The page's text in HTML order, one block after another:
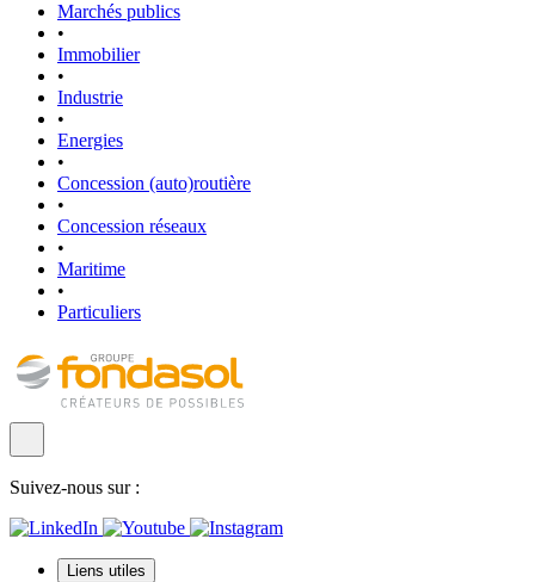
Marchés publics
•
Immobilier
•
Industrie
•
Energies
•
Concession (auto)routière
•
Concession réseaux
•
Maritime
•
Particuliers
Suivez-nous sur :
Liens utiles